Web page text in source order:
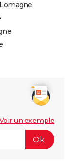
Voir un exemple